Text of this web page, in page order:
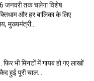
जनवरी तक चलेगा विशेष
और हर बालिका के लिए
मुख्यमंत्री...
भी मिनटों में गायब हो गए लाखों
हुई पूरी चाल…